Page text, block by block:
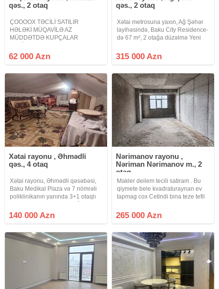
qəs., 2 otaq
ÇOOOOX TƏCİLİ SATILIR
HƏLƏKİ MÜQAVİLƏ AZ
MÜDDƏTDƏ KUPÇALAR
BİNA MASAZIR DAİRƏSİNDƏN
YUXARIDA Masazır dairəsindən
yerləşən yeni tikili binada əşyalı
62 000 Azn
qəs., 2 otaq
Xətai metrosuna yaxın, Ağ Şəhər
layihəsində, Baku City Residence-
də 67 m², 2 otağa düzəlmə Yeni
ilə təchiz olunub Təmirdən sonra
yaşayış olmayıb Ağıllı bina sistemi
315 000 Azn
Xətai rayonu , Əhmədli
qəs., 4 otaq
Xətai rayonu, Əhmədli qəsəbəsi,
Baku Medikal Plaza və 7 nömrəli
poliklinikanın yanında 3+1 otaqlı
sahəsi 124 kvadrat metrdir.
Tə'mirlidir. Mühafizə olunan həyəti,
140 000 Azn
Nərimanov rayonu ,
Nəriman Nərimanov m., 2
otaq
Makler deilem tecili satiram . Bu
qiymete bele kvadraturaynan ev
tapmag cox Cetindi bina teze tefil
Menzilden yebi tikilen boyuk parka
ve denize goruntu var . Elave suali
265 000 Azn